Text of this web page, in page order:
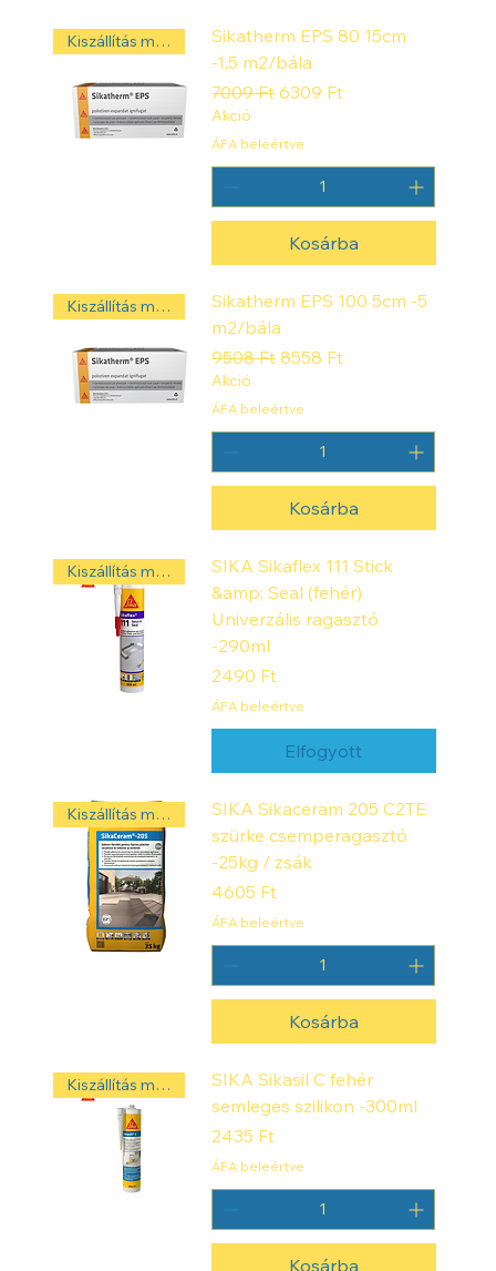
Kiszállítás másnap! ‼️
Sikatherm EPS 80 15cm
-1,5 m2/bála
Szokásos ár
7009 FtAkciós ár
6309 Ft
Akció
ÁFA beleértve
Kosárba
Kiszállítás másnap! ‼️
Sikatherm EPS 100 5cm -5
m2/bála
Szokásos ár
9508 FtAkciós ár
8558 Ft
Akció
ÁFA beleértve
Kosárba
Kiszállítás másnap! ‼️
SIKA Sikaflex 111 Stick
&amp; Seal (fehér)
Univerzális ragasztó
-290ml
Ár
2490 Ft
ÁFA beleértve
Elfogyott
Kiszállítás másnap! ‼️
SIKA Sikaceram 205 C2TE
szürke csemperagasztó
-25kg / zsák
Ár
4605 Ft
ÁFA beleértve
Kosárba
Kiszállítás másnap! ‼️
SIKA Sikasil C fehér
semleges szilikon -300ml
Ár
2435 Ft
ÁFA beleértve
Kosárba